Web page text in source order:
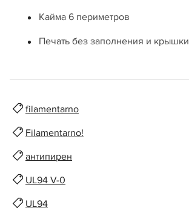
Кайма 6 периметров
Печать без заполнения и крышки
filamentarno
Filamentarno!
антипирен
UL94 V-0
UL94